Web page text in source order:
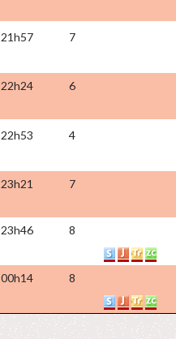
21h57
7
22h24
6
22h53
4
23h21
7
23h46
8
00h14
8